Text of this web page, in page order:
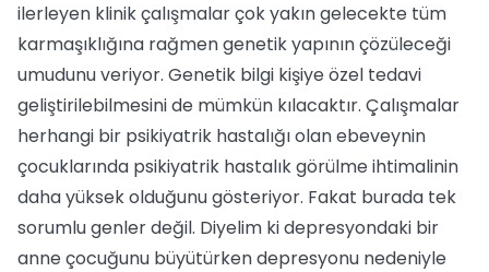
ilerleyen klinik çalışmalar çok yakın gelecekte tüm
karmaşıklığına rağmen genetik yapının çözüleceği
umudunu veriyor. Genetik bilgi kişiye özel tedavi
geliştirilebilmesini de mümkün kılacaktır. Çalışmalar
herhangi bir psikiyatrik hastalığı olan ebeveynin
çocuklarında psikiyatrik hastalık görülme ihtimalinin
daha yüksek olduğunu gösteriyor. Fakat burada tek
sorumlu genler değil. Diyelim ki depresyondaki bir
anne çocuğunu büyütürken depresyonu nedeniyle